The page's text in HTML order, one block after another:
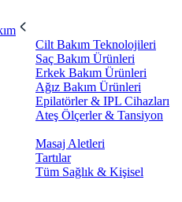
Cilt Bakım Teknolojileri
Saç Bakım Ürünleri
Erkek Bakım Ürünleri
Ağız Bakım Ürünleri
Epilatörler & IPL Cihazları
Ateş Ölçerler & Tansiyon
Masaj Aletleri
Tartılar
Tüm Sağlık & Kişisel